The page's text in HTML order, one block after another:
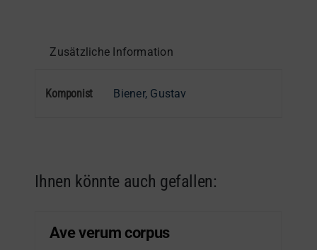
Zusätzliche Information
Komponist Biener, Gustav
Ihnen könnte auch gefallen:
Ave verum corpus